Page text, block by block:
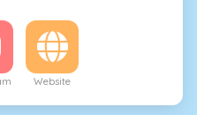
Website